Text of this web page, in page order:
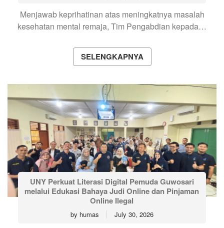
Menjawab keprihatinan atas meningkatnya masalah
kesehatan mental remaja, Tim Pengabdian kepada…
SELENGKAPNYA
UNY Perkuat Literasi Digital Pemuda Guwosari
melalui Edukasi Bahaya Judi Online dan Pinjaman
Online Ilegal
by humas July 30, 2026